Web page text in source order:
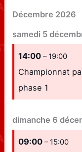
Décembre 2026
samedi 5
14:00– 19:00
Championnat
phase 1
dimanche 6
09:00– 15:00